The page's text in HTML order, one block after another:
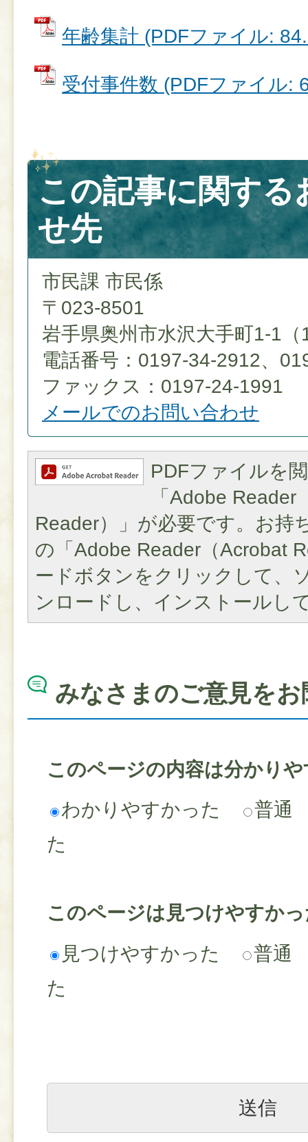
年齢集計 (PDFファイル:
受付事件数 (PDFファイル:
この記事に関する
せ先
市民課 市民係
〒023-8501
岩手県奥州市水沢大手町1-1（
電話番号：0197-34-2912、
ファックス：0197-24-1991
メールでのお問い合わせ
PDFファイルを
「Adobe Reader
Reader）」が必要です。お持
の「Adobe Reader（Acrobat
ードボタンをクリックして、
ンロードし、インストールし
みなさまのご意見を
このページの内容は分かり
わかりやすかった
普通
た
このページは見つけやすか
見つけやすかった
普通
た